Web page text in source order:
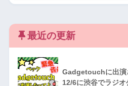
最近の更新
Gadgetouchに出演
12/6に渋谷でラジオ